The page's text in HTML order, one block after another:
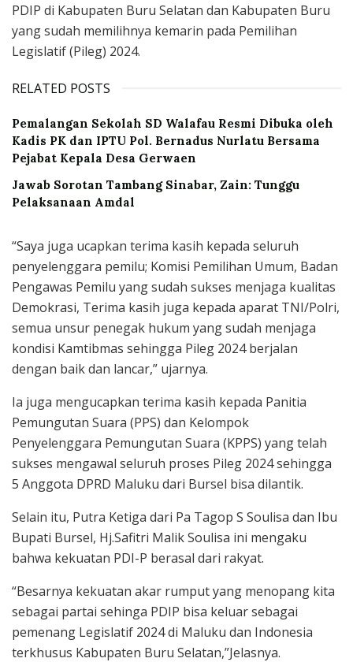
PDIP di Kabupaten Buru Selatan dan Kabupaten Buru
yang sudah memilihnya kemarin pada Pemilihan
Legislatif (Pileg) 2024.
RELATED POSTS
Pemalangan Sekolah SD Walafau Resmi Dibuka oleh
Kadis PK dan IPTU Pol. Bernadus Nurlatu Bersama
Pejabat Kepala Desa Gerwaen
Jawab Sorotan Tambang Sinabar, Zain: Tunggu
Pelaksanaan Amdal
“Saya juga ucapkan terima kasih kepada seluruh
penyelenggara pemilu; Komisi Pemilihan Umum, Badan
Pengawas Pemilu yang sudah sukses menjaga kualitas
Demokrasi, Terima kasih juga kepada aparat TNI/Polri,
semua unsur penegak hukum yang sudah menjaga
kondisi Kamtibmas sehingga Pileg 2024 berjalan
dengan baik dan lancar,” ujarnya.
Ia juga mengucapkan terima kasih kepada Panitia
Pemungutan Suara (PPS) dan Kelompok
Penyelenggara Pemungutan Suara (KPPS) yang telah
sukses mengawal seluruh proses Pileg 2024 sehingga
5 Anggota DPRD Maluku dari Bursel bisa dilantik.
Selain itu, Putra Ketiga dari Pa Tagop S Soulisa dan Ibu
Bupati Bursel, Hj.Safitri Malik Soulisa ini mengaku
bahwa kekuatan PDI-P berasal dari rakyat.
“Besarnya kekuatan akar rumput yang menopang kita
sebagai partai sehinga PDIP bisa keluar sebagai
pemenang Legislatif 2024 di Maluku dan Indonesia
terkhusus Kabupaten Buru Selatan,”Jelasnya.